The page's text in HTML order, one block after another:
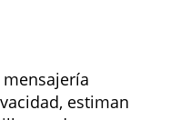
estiman